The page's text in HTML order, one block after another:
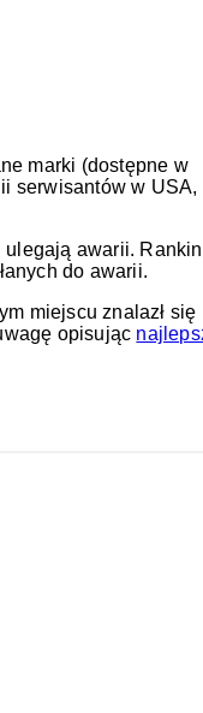
marki (dostępne w
serwisantów w USA,
ulegają awarii.
do awarii.
miejscu znalazł się
opisując